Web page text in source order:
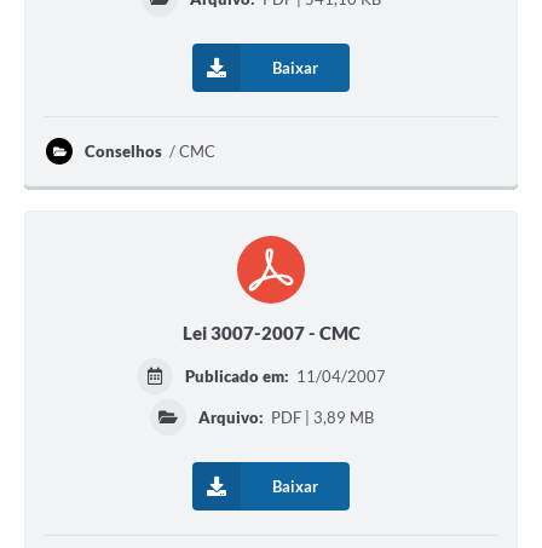
Baixar
Conselhos CMC
Lei 3007-2007 - CMC
Publicado em: 11/04/2007
Arquivo: PDF | 3,89 MB
Baixar